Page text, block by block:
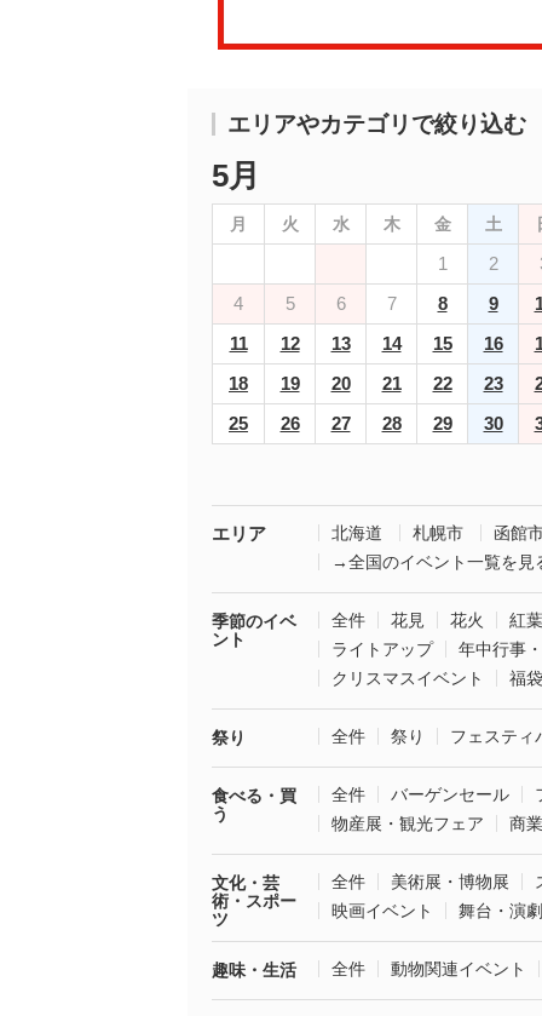
エリアやカテゴリで絞り込む
5月
月 火 水 木 金 土
1 2
4
5 6 7 8 9
11
12 13 14 15 16
18
19 20 21 22 23
25
26 27 28 29 30
エリア 北海道 札幌市
函館
→全国のイベント一覧を見
季節のイベ
ント
全件 花見 花火
紅葉
ライトアップ
年中行事
クリスマスイベント
福
祭り 全件 祭り フェスティ
食べる・買
う
全件 バーゲンセール
物産展・観光フェア
商
文化・芸
術・スポー
ツ
全件 美術展・博物展
映画イベント
舞台・演劇
趣味・生活 全件 動物関連イベント